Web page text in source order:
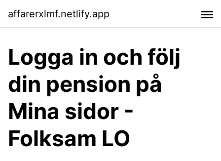
affarerxlmf.netlify.app
Logga in och följ
din pension på
Mina sidor -
Folksam LO